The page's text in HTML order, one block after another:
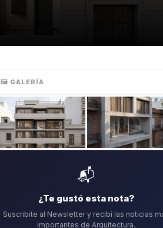
🖼️ GALERÍA
📬
¿Te gustó esta nota?
Suscribite al Newsletter y recibí las noticias
importantes de Arquitectura.